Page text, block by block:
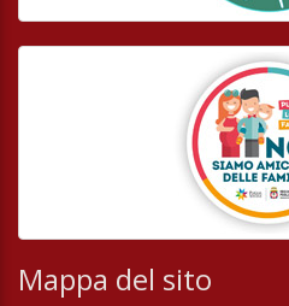
Mappa del sito